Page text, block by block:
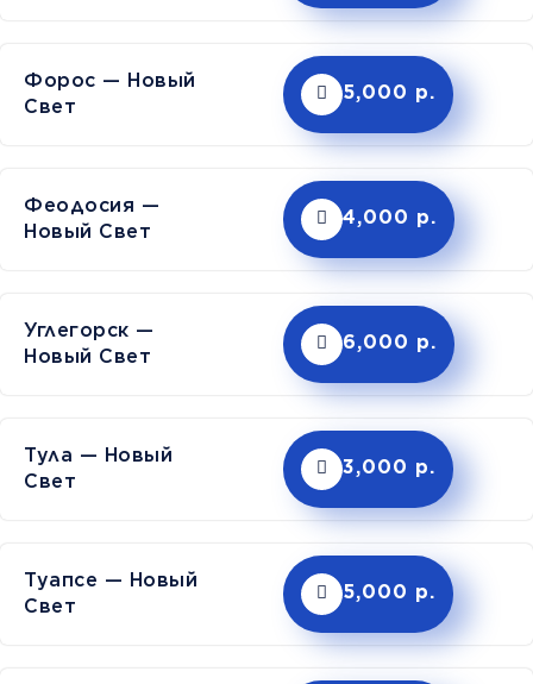
Форос — Новый
Свет
5,000 р.
Феодосия —
Новый Свет
4,000 р.
Углегорск —
Новый Свет
6,000 р.
Тула — Новый
Свет
3,000 р.
Туапсе — Новый
Свет
5,000 р.